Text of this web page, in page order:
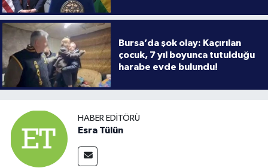
Bursa’da şok olay: Kaçırılan
çocuk, 7 yıl boyunca tutulduğu
harabe evde bulundu!
HABER EDITÖRÜ
Esra Tülün